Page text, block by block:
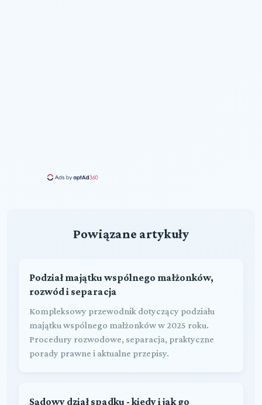
Powiązane artykuły
Podział majątku wspólnego małżonków,
rozwód i separacja
Kompleksowy przewodnik dotyczący podziału
majątku wspólnego małżonków w 2025 roku.
Procedury rozwodowe, separacja, praktyczne
porady prawne i aktualne przepisy.
Sądowy dział spadku - kiedy i jak go